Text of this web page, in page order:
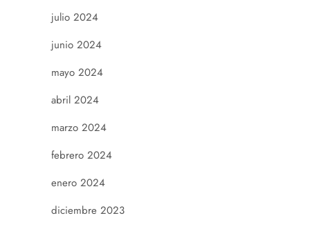
julio 2024
junio 2024
mayo 2024
abril 2024
marzo 2024
febrero 2024
enero 2024
diciembre 2023